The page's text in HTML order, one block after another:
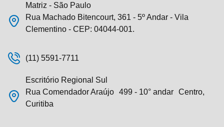
Matriz - São Paulo
Rua Machado Bitencourt, 361 - 5º Andar - Vila
Clementino - CEP: 04044-001.
(11) 5591-7711
Escritório Regional Sul
Rua Comendador Araújo 499 - 10° andar Centro,
Curitiba